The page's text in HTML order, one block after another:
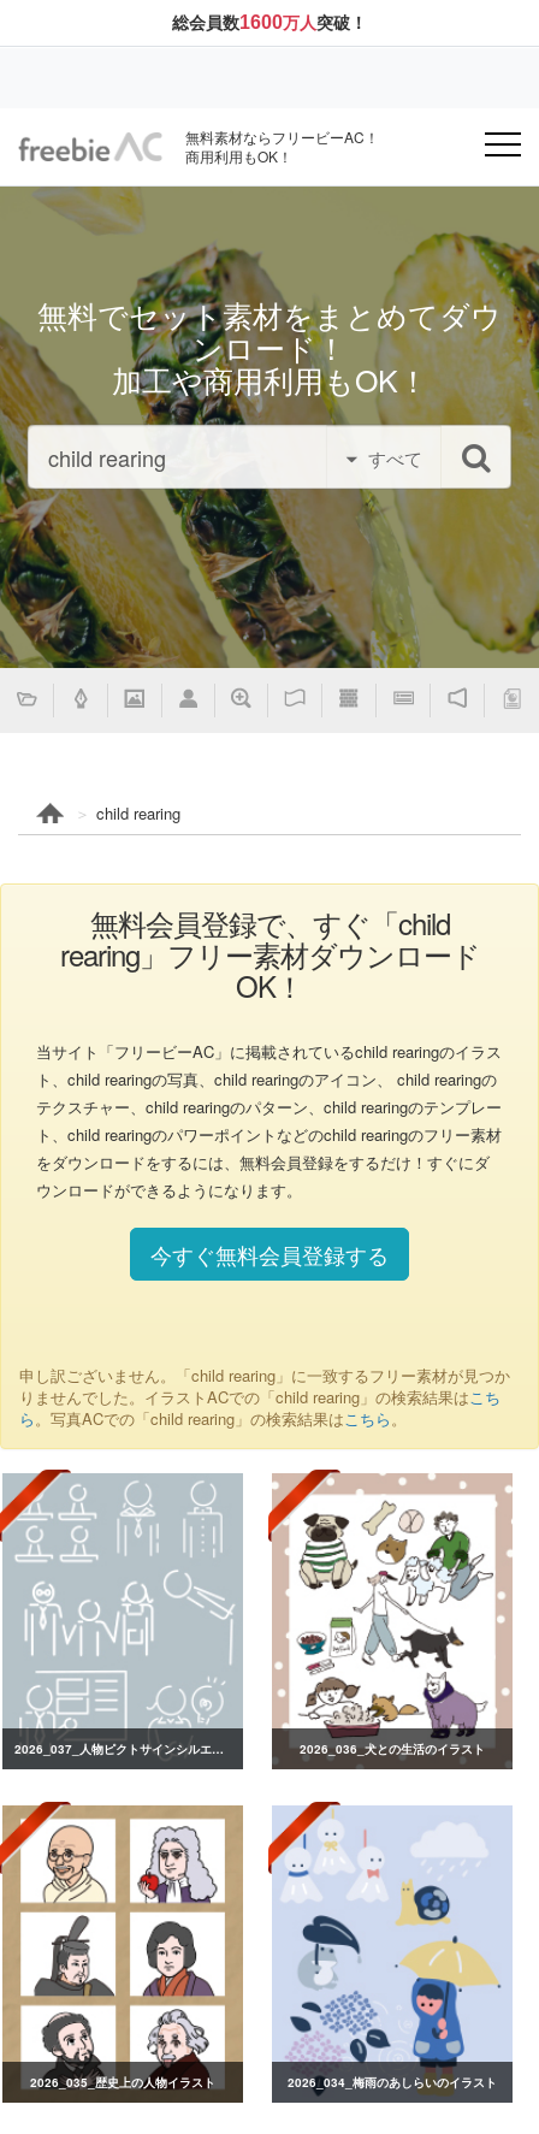
総会員数1600万人突破！
無料素材ならフリービーAC！
商用利用もOK！
無料でセット素材をまとめてダウ
ンロード！
加工や商用利用もOK！
すべて
child rearing
無料会員登録で、すぐ「child
rearing」フリー素材ダウンロード
OK！
当サイト「フリービーAC」に掲載されているchild rearingのイラス
ト、child rearingの写真、child rearingのアイコン、 child rearingの
テクスチャー、child rearingのパターン、child rearingのテンプレー
ト、child rearingのパワーポイントなどのchild rearingのフリー素材
をダウンロードをするには、無料会員登録をするだけ！すぐにダ
ウンロードができるようになります。
今すぐ無料会員登録する
申し訳ございません。「child rearing」に一致するフリー素材が見つか
りませんでした。イラストACでの「child rearing」の検索結果はこち
ら。写真ACでの「child rearing」の検索結果はこちら。
2026_037_人物ピクトサインシルエット 2026_036_犬との生活のイラスト
2026_035_歴史上の人物イラスト 2026_034_梅雨のあしらいのイラスト